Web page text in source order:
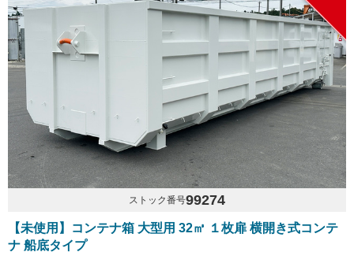
ストック番号99274
【未使用】コンテナ箱 大型用 32㎥ １枚扉 横開き式コンテ
ナ 船底タイプ